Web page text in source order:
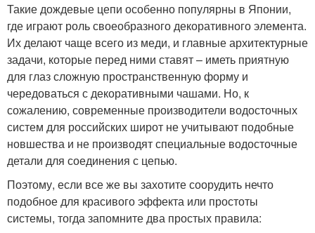
Такие дождевые цепи особенно популярны в Японии,
где играют роль своеобразного декоративного элемента.
Их делают чаще всего из меди, и главные архитектурные
задачи, которые перед ними ставят – иметь приятную
для глаз сложную пространственную форму и
чередоваться с декоративными чашами. Но, к
сожалению, современные производители водосточных
систем для российских широт не учитывают подобные
новшества и не производят специальные водосточные
детали для соединения с цепью.
Поэтому, если все же вы захотите соорудить нечто
подобное для красивого эффекта или простоты
системы, тогда запомните два простых правила: